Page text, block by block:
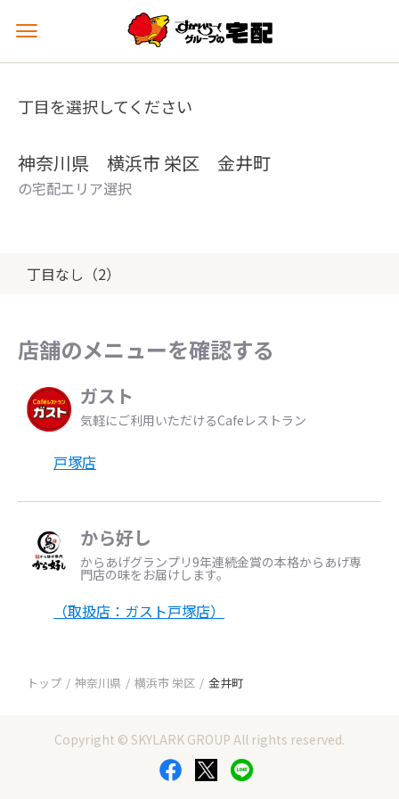
メ
ュ
を
丁目を選択してください
神奈川県 横浜市 栄区 金井町
の宅配エリア選択
丁目なし（2）
店舗のメニューを確認する
ガスト
気軽にご利用いただけるCafeレストラン
戸塚店
から好し
からあげグランプリ9年連続金賞の本格からあげ専
門店の味をお届けします。
（取扱店：ガスト戸塚店）
トップ 神奈川県 横浜市 栄区 金井町
Copyright © SKYLARK GROUP All rights reserved.